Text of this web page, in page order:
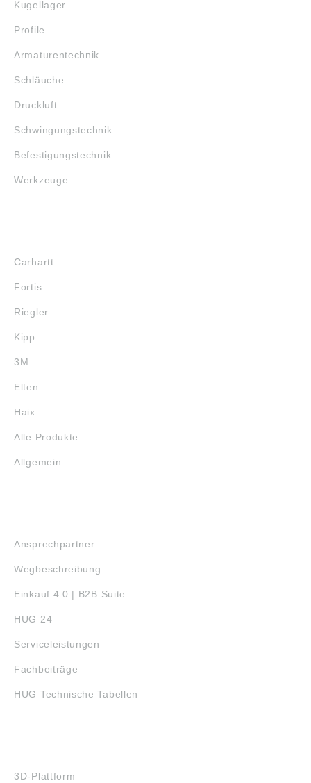
Kugellager
Profile
Armaturentechnik
Schläuche
Druckluft
Schwingungstechnik
Befestigungstechnik
Werkzeuge
Carhartt
Fortis
Riegler
Kipp
3M
Elten
Haix
Alle Produkte
Allgemein
Ansprechpartner
Wegbeschreibung
Einkauf 4.0 | B2B Suite
HUG 24
Serviceleistungen
Fachbeiträge
HUG Technische Tabellen
3D-Plattform